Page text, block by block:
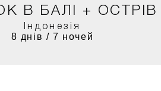
Індонезія
8 днів / 7 ночей
В БАЛІ + ОСТРІВ